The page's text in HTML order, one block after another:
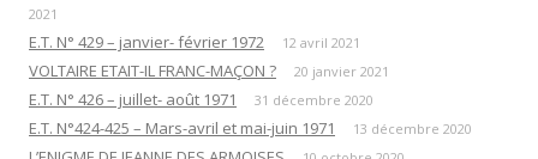
2021
E.T. N° 429 – janvier- février 1972 12 avril 2021
VOLTAIRE ETAIT-IL FRANC-MAÇON ? 20 janvier 2021
E.T. N° 426 – juillet- août 1971 31 décembre 2020
E.T. N°424-425 – Mars-avril et mai-juin 1971 13 décembre 2020